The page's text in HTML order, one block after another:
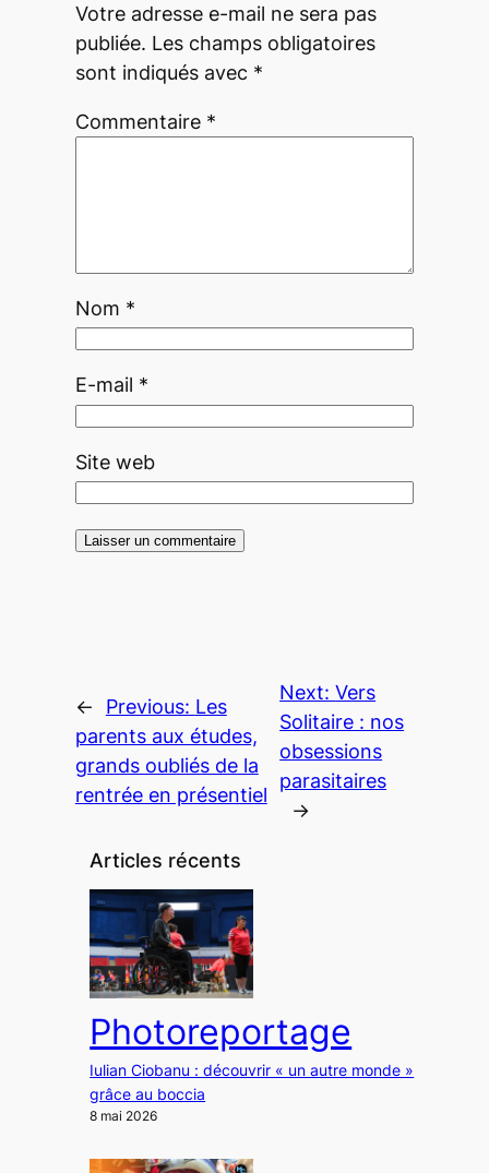
Votre adresse e-mail ne sera pas
publiée. Les champs obligatoires
sont indiqués avec *
Commentaire *
Nom *
E-mail *
Site web
← Previous: Les
parents aux études,
grands oubliés de la
rentrée en présentiel
Next:Vers
Solitaire : nos
obsessions
parasitaires
→
Articles récents
Photoreportage
Iulian Ciobanu : découvrir « un autre monde »
grâce au boccia
8 mai 2026